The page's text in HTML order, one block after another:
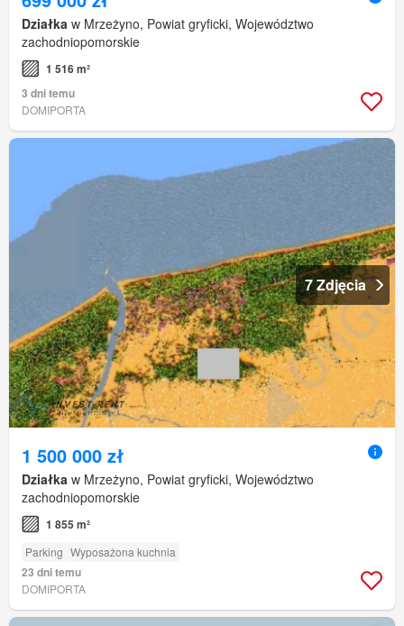
Działka w Mrzeżyno, Powiat gryficki, Województwo
zachodniopomorskie
1 516 m²
3 dni temu
DOMIPORTA
7 Zdjęcia
1 500 000 zł
Działka w Mrzeżyno, Powiat gryficki, Województwo
zachodniopomorskie
1 855 m²
Parking Wyposażona kuchnia
23 dni temu
DOMIPORTA